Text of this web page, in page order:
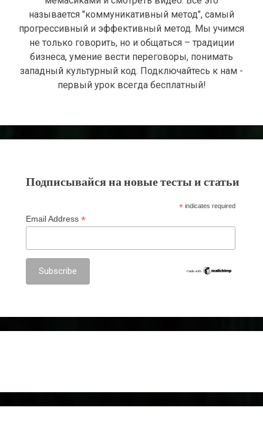
называется "коммуникативный метод", самый
прогрессивный и эффективный метод. Мы учимся
не только говорить, но и общаться – традиции
бизнеса, умение вести переговоры, понимать
западный культурный код. Подключайтесь к нам -
первый урок всегда бесплатный!
Подписывайся на новые тесты и статьи
* indicates required
Email Address *